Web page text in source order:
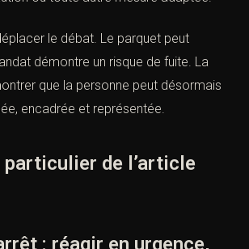
juge doit comprendre rapidement que
contrôlée autrement que par la
peut proposer un contrôle
une remise du passeport, une
une obligation de pointage, une
le débat. Le parquet peut
que la personne peut désormais